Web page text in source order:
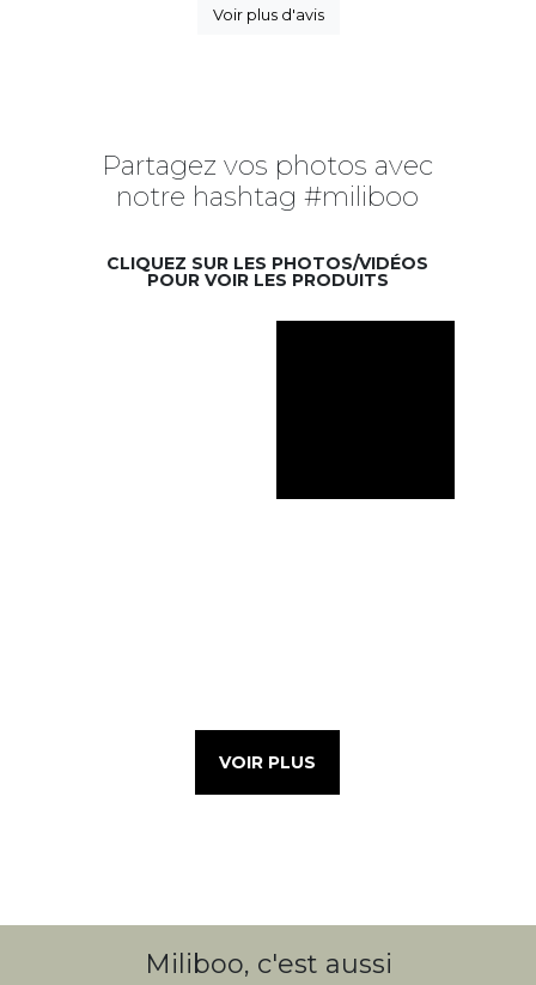
Voir plus d'avis
Partagez vos photos avec
notre hashtag #miliboo
CLIQUEZ SUR LES PHOTOS/VIDÉOS
POUR VOIR LES PRODUITS
VOIR PLUS
Miliboo, c'est aussi